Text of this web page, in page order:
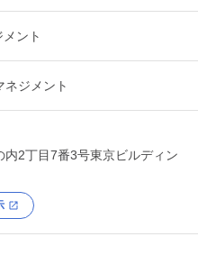
ント
ネジメント
内2丁目7番3号東京ビルディン